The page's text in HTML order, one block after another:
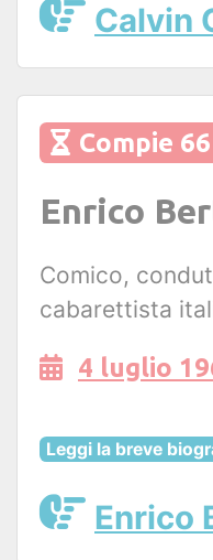
Calvin
Compie
Enrico
Comico,
cabarettista
4 luglio
Leggi la breve
Enrico